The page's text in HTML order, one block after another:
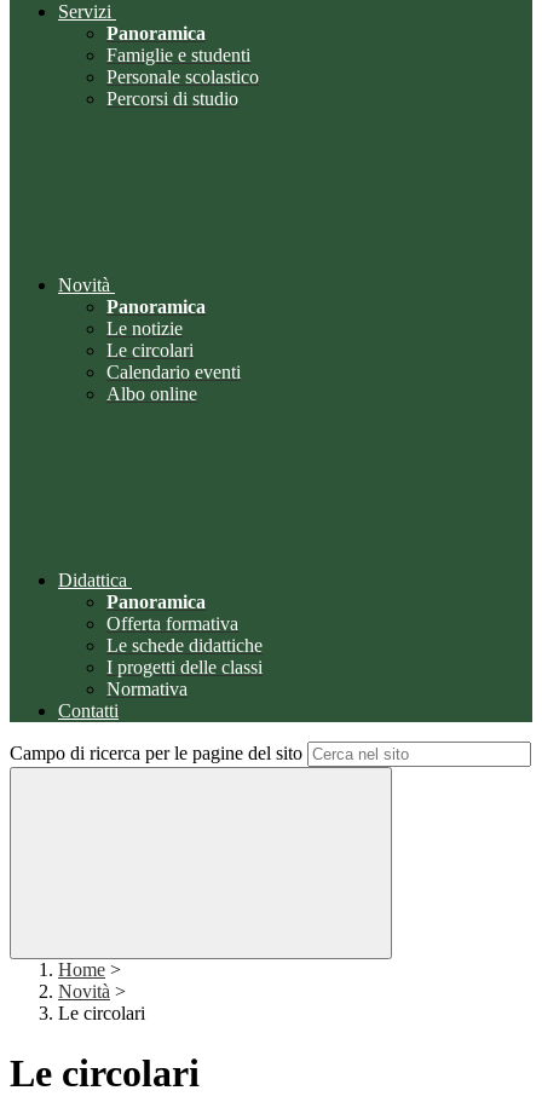
Servizi
Panoramica
Famiglie e studenti
Personale scolastico
Percorsi di studio
Novità
Panoramica
Le notizie
Le circolari
Calendario eventi
Albo online
Didattica
Panoramica
Offerta formativa
Le schede didattiche
I progetti delle classi
Normativa
Contatti
Campo di ricerca per le pagine del sito
Home >
Novità >
Le circolari
Le circolari